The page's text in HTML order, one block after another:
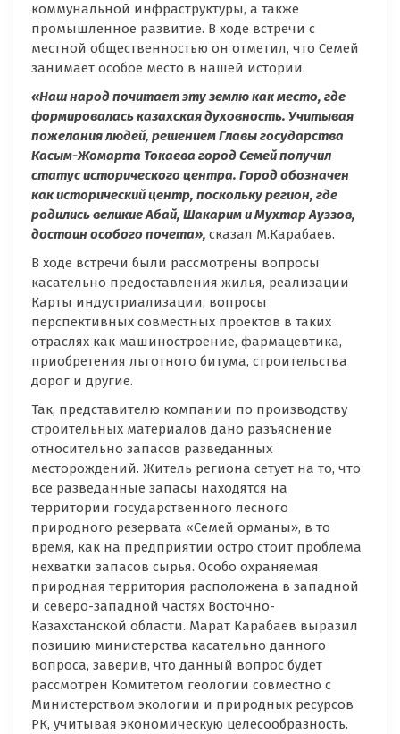
коммунальной инфраструктуры, а также
промышленное развитие. В ходе встречи с
местной общественностью он отметил, что Семей
занимает особое место в нашей истории.
«Наш народ почитает эту землю как место, где
формировалась казахская духовность. Учитывая
пожелания людей, решением Главы государства
Касым-Жомарта Токаева город Семей получил
статус исторического центра. Город обозначен
как исторический центр, поскольку регион, где
родились великие Абай, Шакарим и Мухтар Ауэзов,
достоин особого почета», сказал М.Карабаев.
В ходе встречи были рассмотрены вопросы
касательно предоставления жилья, реализации
Карты индустриализации, вопросы
перспективных совместных проектов в таких
отраслях как машиностроение, фармацевтика,
приобретения льготного битума, строительства
дорог и другие.
Так, представителю компании по производству
строительных материалов дано разъяснение
относительно запасов разведанных
месторождений. Житель региона сетует на то, что
все разведанные запасы находятся на
территории государственного лесного
природного резервата «Семей орманы», в то
время, как на предприятии остро стоит проблема
нехватки запасов сырья. Особо охраняемая
природная территория расположена в западной
и северо-западной частях Восточно-
Казахстанской области. Марат Карабаев выразил
позицию министерства касательно данного
вопроса, заверив, что данный вопрос будет
рассмотрен Комитетом геологии совместно с
Министерством экологии и природных ресурсов
РК, учитывая экономическую целесообразность.